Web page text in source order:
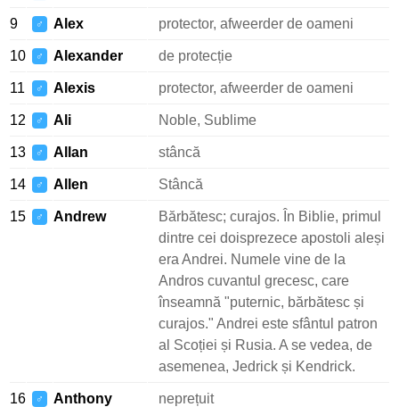
9 ♂ Alex protector, afweerder de oameni
10 ♂ Alexander de protecție
11 ♂ Alexis protector, afweerder de oameni
12 ♂ Ali Noble, Sublime
13 ♂ Allan stâncă
14 ♂ Allen Stâncă
15 ♂ Andrew
Bărbătesc; curajos. În Biblie, primul
dintre cei doisprezece apostoli aleși
era Andrei. Numele vine de la
Andros cuvantul grecesc, care
înseamnă "puternic, bărbătesc și
curajos." Andrei este sfântul patron
al Scoției și Rusia. A se vedea, de
asemenea, Jedrick și Kendrick.
16 ♂ Anthony neprețuit